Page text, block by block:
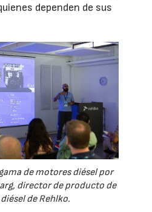
dependen de sus
de motores diésel por
director de producto de
de Rehlko.